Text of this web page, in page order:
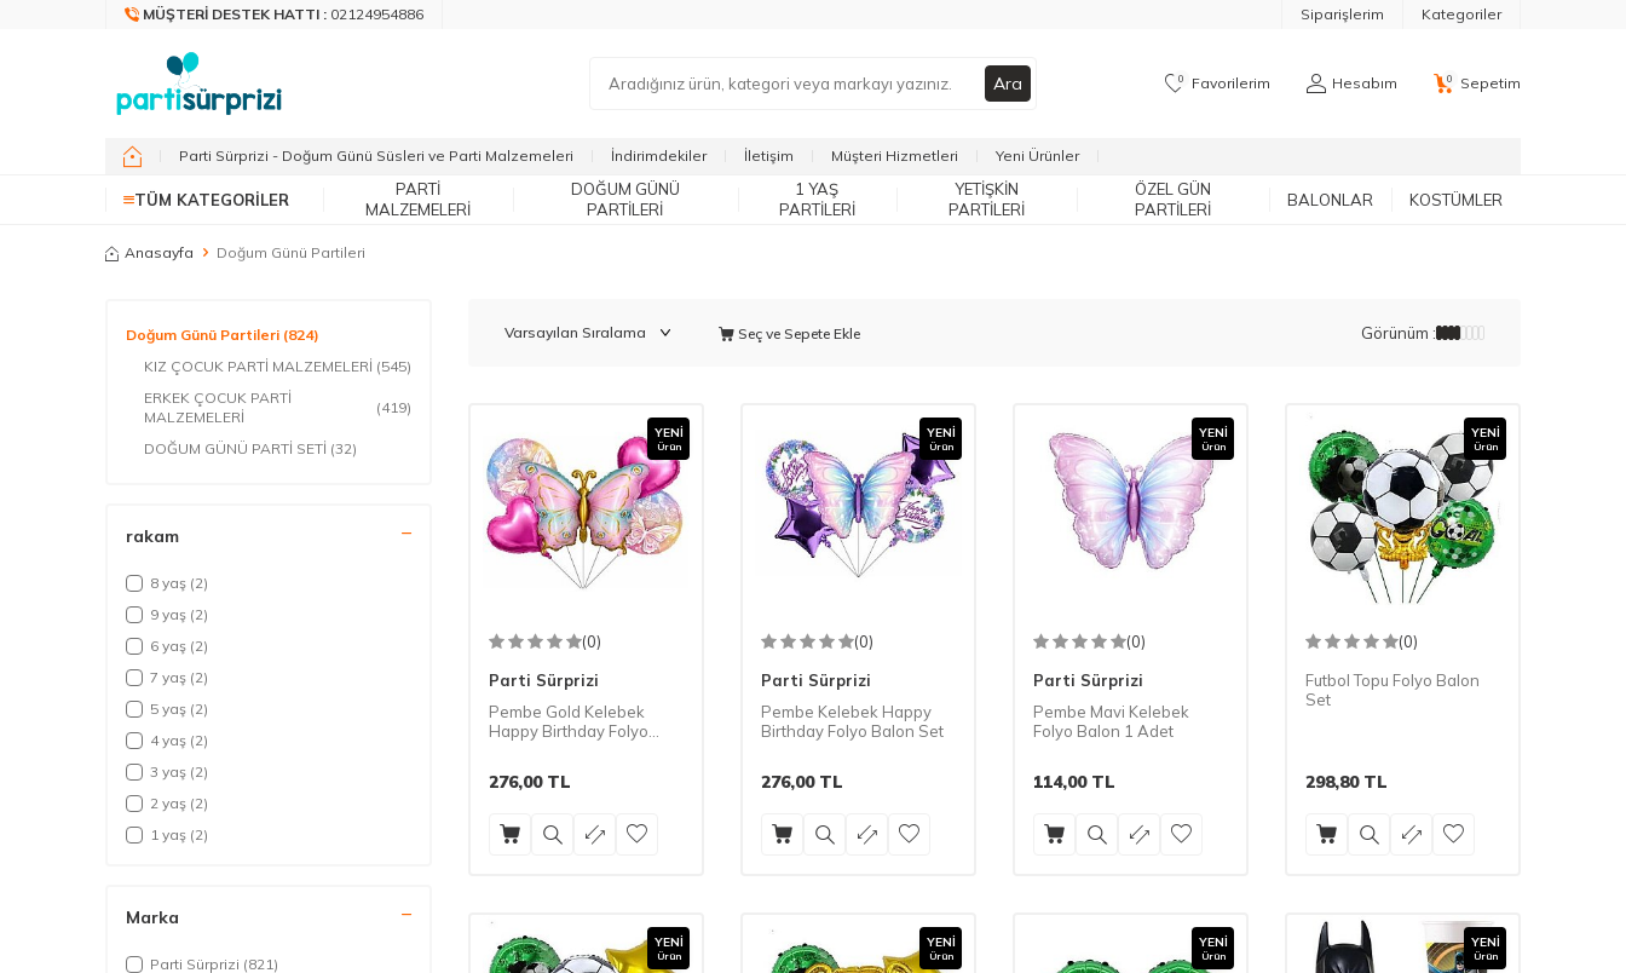
MÜŞTERI DESTEK HATTI : 02124954886 Siparişlerim Kategoriler
Ara 0 Favorilerim Hesabım 0 Sepetim
Parti Sürprizi - Doğum Günü Süsleri ve Parti Malzemeleri İndirimdekiler İletişim Müşteri Hizmetleri Yeni Ürünler
TÜM KATEGORILER
PARTI
MALZEMELERI
DOĞUM GÜNÜ
PARTILERI
1 YAŞ
PARTILERI
YETIŞKIN
PARTILERI
ÖZEL GÜN
PARTILERI
BALONLAR KOSTÜMLER
Anasayfa Doğum Günü Partileri
Doğum Günü Partileri (824)
KIZ ÇOCUK PARTİ MALZEMELERİ (545)
ERKEK ÇOCUK PARTİ
MALZEMELERİ
(419)
DOĞUM GÜNÜ PARTİ SETİ (32)
rakam
8 yaş (2)
9 yaş (2)
6 yaş (2)
7 yaş (2)
5 yaş (2)
4 yaş (2)
3 yaş (2)
2 yaş (2)
1 yaş (2)
Marka
Parti Sürprizi (821)
Seç ve Sepete Ekle Görünüm :
YENI
Ürün
(0)
Parti Sürprizi
Pembe Gold Kelebek
Happy Birthday Folyo
276,00TL
YENI
Ürün
(0)
Parti Sürprizi
Pembe Kelebek Happy
Birthday Folyo Balon Set
276,00TL
YENI
Ürün
(0)
Parti Sürprizi
Pembe Mavi Kelebek
Folyo Balon 1 Adet
114,00TL
YENI
Ürün
(0)
Futbol Topu Folyo Balon
Set
298,80TL
YENI
Ürün
YENI
Ürün
YENI
Ürün
YENI
Ürün